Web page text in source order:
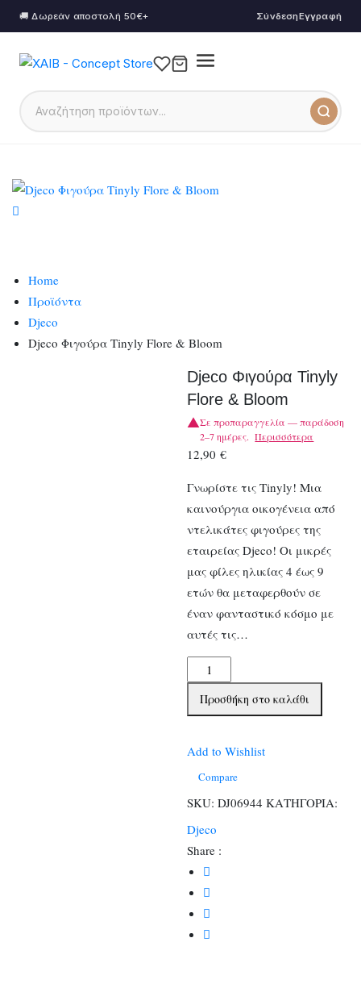
🚚 Δωρεάν αποστολή 50€+ ΣύνδεσηΕγγραφή
Home
Προϊόντα
Djeco
Djeco Φιγούρα Tinyly Flore & Bloom
Djeco Φιγούρα Tinyly
Flore & Bloom
Σε προπαραγγελία — παράδοση
2–7 ημέρες. Περισσότερα
12,90€
Γνωρίστε τις Tinyly! Μια
καινούργια οικογένεια από
ντελικάτες φιγούρες της
εταιρείας Djeco! Οι μικρές
μας φίλες ηλικίας 4 έως 9
ετών θα μεταφερθούν σε
έναν φανταστικό κόσμο με
αυτές τις…
Djeco
Φιγούρα
Tinyly
&
Bloom
Προσθήκη στο καλάθι
Add to Wishlist
Compare
SKU: DJ06944 ΚΑΤΗΓΟΡΙΑ:
Djeco
Share :